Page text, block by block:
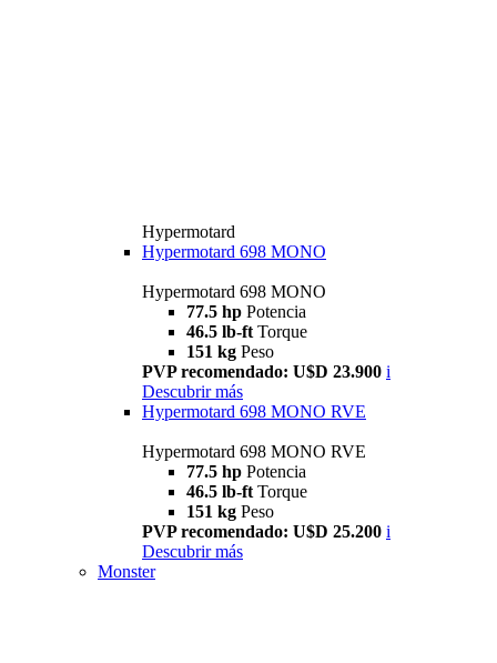
Hypermotard
Hypermotard 698 MONO
Hypermotard 698 MONO
77.5 hp Potencia
46.5 lb-ft Torque
151 kg Peso
PVP recomendado: U$D 23.900 i
Descubrir más
Hypermotard 698 MONO RVE
Hypermotard 698 MONO RVE
77.5 hp Potencia
46.5 lb-ft Torque
151 kg Peso
PVP recomendado: U$D 25.200 i
Descubrir más
Monster